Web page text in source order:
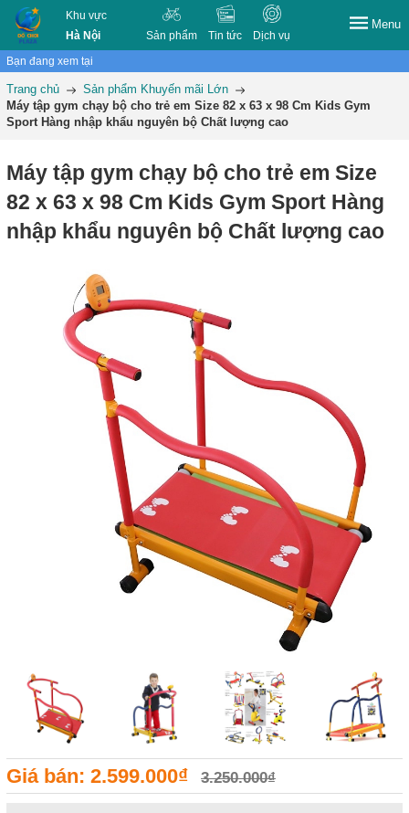
Khu vực
Hà Nội
Sản phẩm Tin tức Dịch vụ
Menu
Bạn đang xem tại
Trang chủ
Sản phẩm Khuyến mãi Lớn
Máy tập gym chạy bộ cho trẻ em Size 82 x 63 x 98 Cm Kids Gym
Sport Hàng nhập khẩu nguyên bộ Chất lượng cao
Máy tập gym chạy bộ cho trẻ em Size
82 x 63 x 98 Cm Kids Gym Sport Hàng
nhập khẩu nguyên bộ Chất lượng cao
Giá bán: 2.599.000₫ 3.250.000₫